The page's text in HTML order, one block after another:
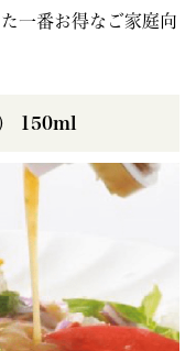
一番お得なご家庭向
150ml